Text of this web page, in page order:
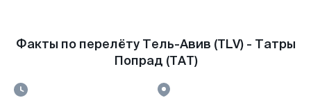
Факты по перелёту Тель-Авив (TLV) - Татры
Попрад (TAT)